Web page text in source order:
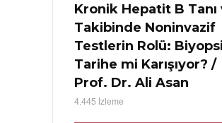
Kronik Hepatit B Tanı
Takibinde Noninvazif
Testlerin Rolü: Biyopsi
Tarihe mi Karışıyor? /
Prof. Dr. Ali Asan
4.445 İzleme